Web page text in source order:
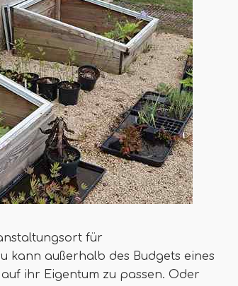
für
kann außerhalb des Budgets eines
ihr Eigentum zu passen. Oder